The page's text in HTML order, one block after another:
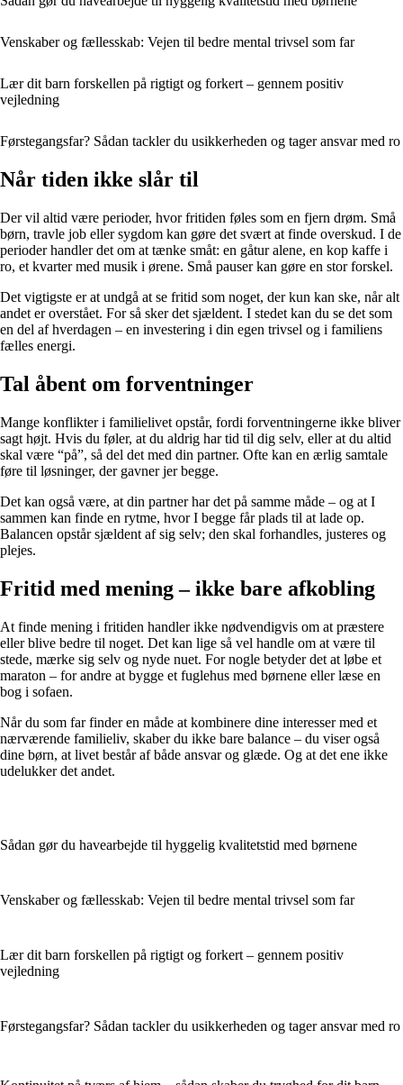
Venskaber og fællesskab: Vejen til bedre mental trivsel som far
Lær dit barn forskellen på rigtigt og forkert – gennem positiv
vejledning
Førstegangsfar? Sådan tackler du usikkerheden og tager ansvar med ro
Når tiden ikke slår til
Der vil altid være perioder, hvor fritiden føles som en fjern drøm. Små
børn, travle job eller sygdom kan gøre det svært at finde overskud. I de
perioder handler det om at tænke småt: en gåtur alene, en kop kaffe i
ro, et kvarter med musik i ørene. Små pauser kan gøre en stor forskel.
Det vigtigste er at undgå at se fritid som noget, der kun kan ske, når alt
andet er overstået. For så sker det sjældent. I stedet kan du se det som
en del af hverdagen – en investering i din egen trivsel og i familiens
fælles energi.
Tal åbent om forventninger
Mange konflikter i familielivet opstår, fordi forventningerne ikke bliver
sagt højt. Hvis du føler, at du aldrig har tid til dig selv, eller at du altid
skal være “på”, så del det med din partner. Ofte kan en ærlig samtale
føre til løsninger, der gavner jer begge.
Det kan også være, at din partner har det på samme måde – og at I
sammen kan finde en rytme, hvor I begge får plads til at lade op.
Balancen opstår sjældent af sig selv; den skal forhandles, justeres og
plejes.
Fritid med mening – ikke bare afkobling
At finde mening i fritiden handler ikke nødvendigvis om at præstere
eller blive bedre til noget. Det kan lige så vel handle om at være til
stede, mærke sig selv og nyde nuet. For nogle betyder det at løbe et
maraton – for andre at bygge et fuglehus med børnene eller læse en
bog i sofaen.
Når du som far finder en måde at kombinere dine interesser med et
nærværende familieliv, skaber du ikke bare balance – du viser også
dine børn, at livet består af både ansvar og glæde. Og at det ene ikke
udelukker det andet.
Sådan gør du havearbejde til hyggelig kvalitetstid med børnene
Venskaber og fællesskab: Vejen til bedre mental trivsel som far
Lær dit barn forskellen på rigtigt og forkert – gennem positiv
vejledning
Førstegangsfar? Sådan tackler du usikkerheden og tager ansvar med ro